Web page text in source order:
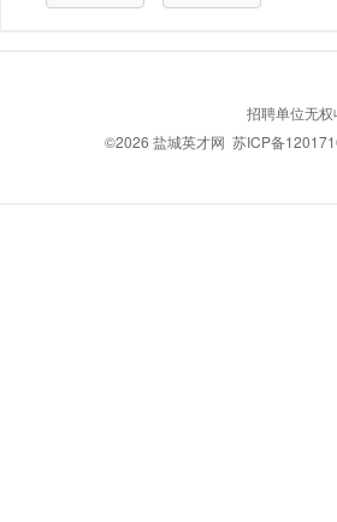
招聘单位无
©2026 盐城英才网 苏ICP备